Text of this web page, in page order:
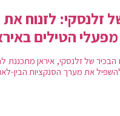
זלנסקי: לזנוח
הטילים
הבכיר של זלנסקי, איראן
את מערך הסנקציות הבין-